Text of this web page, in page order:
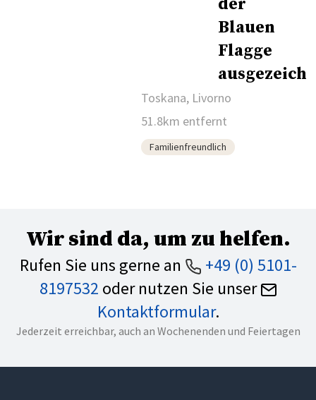
Toskana, Livorno
51.8km entfernt
Familienfreundlich
Wir sind da, um zu helfen.
Rufen Sie uns gerne an
+49 (0) 5101-
8197532 oder nutzen Sie unser
Kontaktformular.
Jederzeit erreichbar, auch an Wochenenden und Feiertagen